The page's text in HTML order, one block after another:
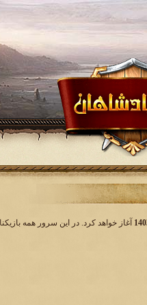
آغاز خواهد کرد. در این سرور همه